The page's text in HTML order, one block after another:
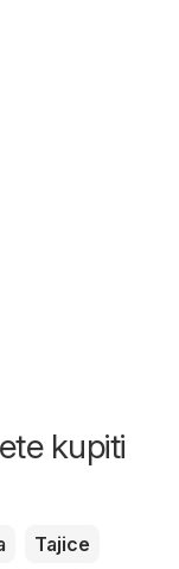
kupiti
Tajice